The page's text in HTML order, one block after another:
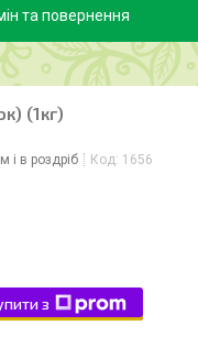
та повернення
(1кг)
і в роздріб Код: 1656
з